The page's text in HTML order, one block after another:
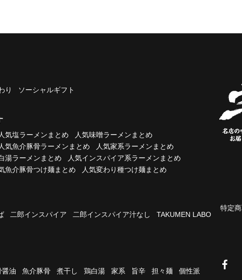
り ソーシャルギフト
人気塩ラーメンまとめ
人気味噌ラーメンまとめ
人気魚介豚骨ラーメンまとめ
人気家系ラーメンまとめ
湯ラーメンまとめ
人気インスパイア系ラーメンまとめ
魚介豚骨つけ麺まとめ 人気変わり種つけ麺まとめ
二郎インスパイア 二郎インスパイア汁なし
TAKUMEN LABO
醤油 魚介豚骨 煮干し 鶏白湯 家系 旨辛 担々麺
個性派
特定